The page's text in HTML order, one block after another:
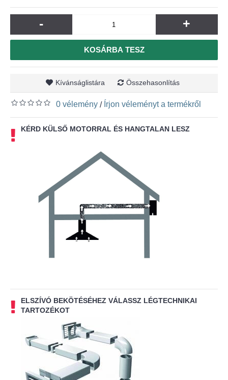
- +
KOSÁRBA TESZ
Kívánságlistára Összehasonlítás
0 vélemény / Írjon véleményt a termékről
KÉRD KÜLSŐ MOTORRAL ÉS HANGTALAN LESZ
ELSZÍVÓ BEKÖTÉSÉHEZ VÁLASSZ LÉGTECHNIKAI
TARTOZÉKOT